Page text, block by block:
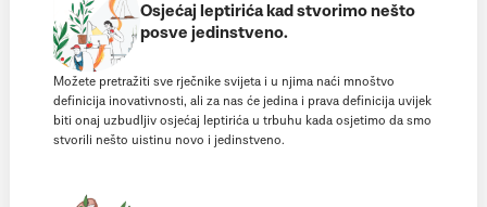
Osjećaj leptirića kad stvorimo nešto
posve jedinstveno.
Možete pretražiti sve rječnike svijeta i u njima naći mnoštvo
definicija inovativnosti, ali za nas će jedina i prava definicija uvijek
biti onaj uzbudljiv osjećaj leptirića u trbuhu kada osjetimo da smo
stvorili nešto uistinu novo i jedinstveno.